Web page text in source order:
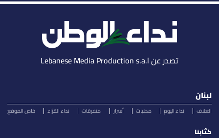
تصدر عن Lebanese Media Production s.a.l
لبنان
الغلاف نداء اليوم محليات أسرار متفرقات نداء القرّاء خاص الموقع
كتّابنا